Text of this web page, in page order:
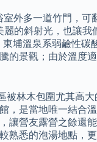
外多一道竹門，可
的斜射光，也讓我
埔溫泉系弱鹼性碳
的景觀；由於溫度
被林木包圍尤其高
，是當地唯一結合
讓營友露營之餘還
熟悉的泡湯地點，